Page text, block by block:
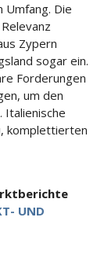
Umfang. Die
Zypern
sogar ein.
Forderungen
um den
Italienische
komplettierten
UND